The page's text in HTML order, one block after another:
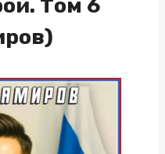
Том 6